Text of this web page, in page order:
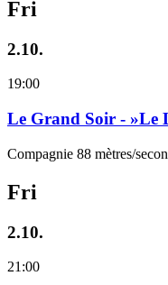
Fri
2.10.
19:00
Le Grand Soir - »Le
Compagnie 88 mètres/
Fri
2.10.
21:00